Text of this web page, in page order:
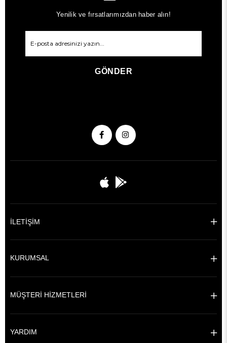
Yenilik ve fırsatlarımızdan haber alın!
GÖNDER
İLETİŞİM
KURUMSAL
MÜŞTERİ HİZMETLERİ
YARDIM